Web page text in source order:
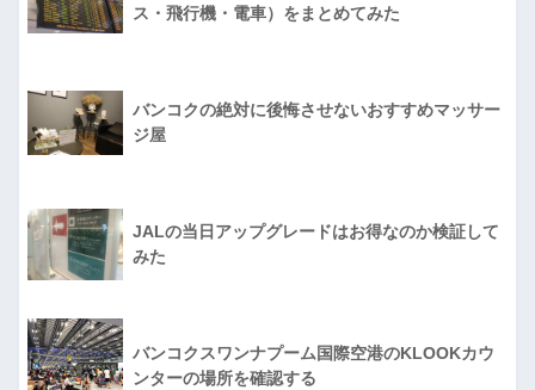
ス・飛行機・電車）をまとめてみた
バンコクの絶対に後悔させないおすすめマッサー
ジ屋
JALの当日アップグレードはお得なのか検証して
みた
バンコクスワンナプーム国際空港のKLOOKカウ
ンターの場所を確認する